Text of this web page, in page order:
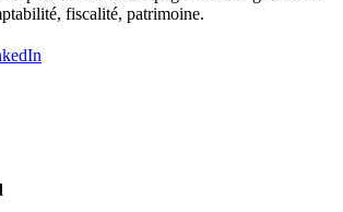
fiscalité, patrimoine.